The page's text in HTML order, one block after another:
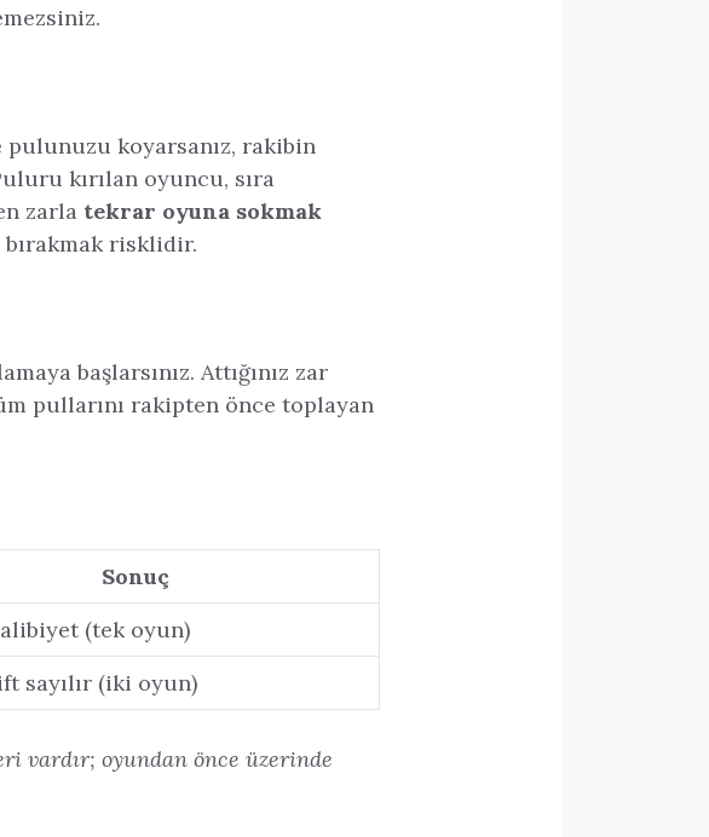
pulunuzu koyarsanız, rakibin
kırılan oyuncu, sıra
zarla tekrar oyuna sokmak
risklidir.
başlarsınız. Attığınız zar
pullarını rakipten önce toplayan
Sonuç
(tek oyun)
sayılır (iki oyun)
vardır; oyundan önce üzerinde